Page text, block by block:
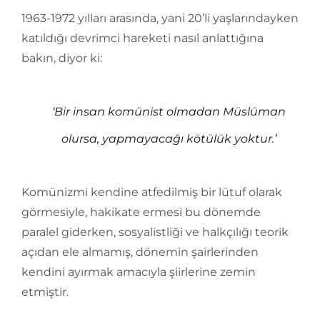
1963-1972 yılları arasında, yani 20’li yaşlarındayken
katıldığı devrimci hareketi nasıl anlattığına
bakın, diyor ki:
‘Bir insan komünist olmadan Müslüman
olursa, yapmayacağı kötülük yoktur.’
Komünizmi kendine atfedilmiş bir lütuf olarak
görmesiyle, hakikate ermesi bu dönemde
paralel giderken, sosyalistliği ve halkçılığı teorik
açıdan ele almamış, dönemin şairlerinden
kendini ayırmak amacıyla şiirlerine zemin
etmiştir.